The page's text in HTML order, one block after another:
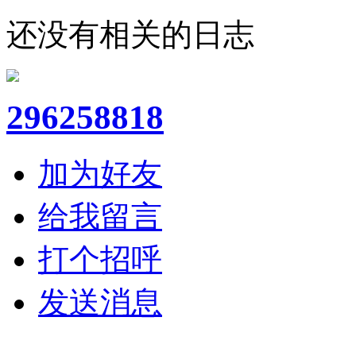
还没有相关的日志
296258818
加为好友
给我留言
打个招呼
发送消息